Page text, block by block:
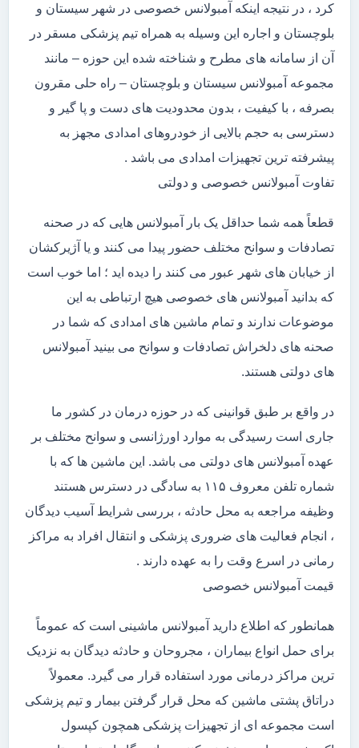
کرد ، در نتیجه اینکه آمبولانس خصوصی در شهر سیستان و
بلوچستان و اجاره این وسیله به همراه تیم پزشکی مسقر در
آن از سامانه های مطرح و شناخته شده این حوزه – مانند
مجموعه آمبولانس سیستان و بلوچستان – راه حلی مقرون
بصرفه ، با کیفیت ، بدون محدودیت های دست و پا گیر و
دسترسی به حجم بالایی از خودروهای امدادی مجهز به
پیشرفته ترین تجهیزات امدادی می باشد .
تفاوت آمبولانس خصوصی و دولتی
قطعاً همه شما حداقل یک بار آمبولانس هایی که در صحنه
تصادفات و سوانح مختلف حضور پیدا می کنند و یا آژیرکشان
از خیابان های شهر عبور می کنند را دیده اید ؛ اما خوب است
که بدانید آمبولانس های خصوصی هیچ ارتباطی به این
موضوعات ندارند و تمام ماشین های امدادی که شما در
صحنه های دلخراش تصادفات و سوانح می بینید آمبولانس
های دولتی هستند.
در واقع بر طبق قوانینی که در حوزه درمان در کشور ما
جاری است رسیدگی به موارد اورژانسی و سوانح مختلف بر
عهده آمبولانس های دولتی می باشد. این ماشین ها که با
شماره تلفن معروف ۱۱۵ به سادگی در دسترس هستند
وظیفه مراجعه به محل حادثه ، بررسی شرایط آسیب دیدگان
، انجام فعالیت های ضروری پزشکی و انتقال افراد به مراکز
رمانی در اسرع وقت را به عهده دارند .
قیمت آمبولانس خصوصی
همانطور که اطلاع دارید آمبولانس ماشینی است که عموماً
برای حمل انواع بیماران ، مجروحان و حادثه دیدگان به نزدیک
ترین مراکز درمانی مورد استفاده قرار می گیرد. معمولاً
دراتاق پشتی ماشین که محل قرار گرفتن بیمار و تیم پزشکی
است مجموعه ای از تجهیزات پزشکی همچون کپسول